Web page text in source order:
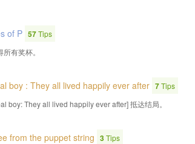
of P 57Tips
所有奖杯。
boy : They all lived happily ever after 7Tips
boy: They all lived happily ever after] 抵达结局。
from the puppet string 3Tips